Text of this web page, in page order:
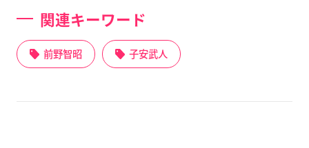
関連キーワード
前野智昭 子安武人